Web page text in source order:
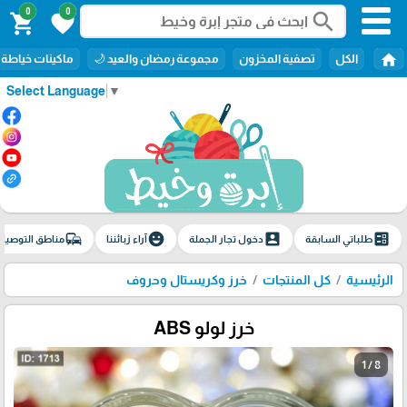
Select Language ▼
search
0
favorite
0
shopping_cart
home الكل تصفية المخزون مجموعة رمضان والعيد 🌙 ماكينات خياطة
ballotطلباتي السابقة account_boxدخول تجار الجملة emoji_emotionsآراء زبائننا commuteمناطق
الرئيسية كل المنتجات خرز وكريستال وحروف
خرز لولو ABS
1 / 8